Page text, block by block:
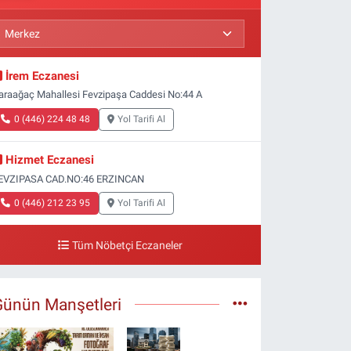
İrem Eczanesi
Mahallesi Fevzipaşa Caddesi No:44 A
0 (446) 224 48 48 Yol Tarifi Al
Hizmet Eczanesi
CAD.NO:46 ERZINCAN
0 (446) 212 23 95 Yol Tarifi Al
Tüm Nöbetçi Eczaneler
Manşetleri